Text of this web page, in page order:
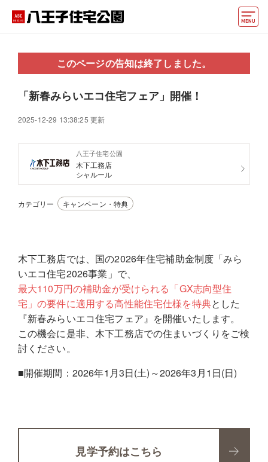
住宅会社・ハウスメーカー
イベント情報・プレゼント
アクセス
好みからモデルハウスを探す
住まいづくりお役立ち情報
他の展示場
このページの告知は終了しました。
「新春みらいエコ住宅フェア」開催！
2025-12-29 13:38:25 更新
八王子住宅公園
木下工務店
シャルール
カテゴリー キャンペーン・特典
木下工務店では、国の2026年住宅補助金制度「みら
いエコ住宅2026事業」で、
最大110万円の補助金が受けられる「GX志向型住
宅」の要件に適用する高性能住宅仕様を特典とした
『新春みらいエコ住宅フェア』を開催いたします。
この機会に是非、木下工務店での住まいづくりをご検
討ください。
■開催期間：2026年1月3日(土)～2026年3月1日(日)
見学予約はこちら